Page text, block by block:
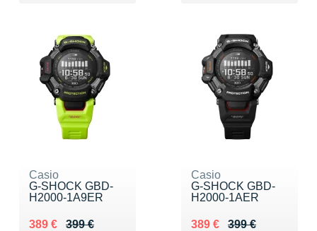
Casio
G-SHOCK GBD-
H2000-1A9ER
399 €
Au lieu de 399 €
389 €
Vendu 389 €
Casio
G-SHOCK GBD-
H2000-1AER
399 €
Au lieu de 399 €
389 €
Vendu 389 €